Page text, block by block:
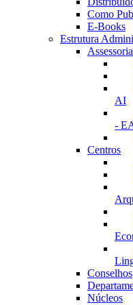
Como
E-Books
Estrutura
AI
-
Centros
Conselhos
Núcleos